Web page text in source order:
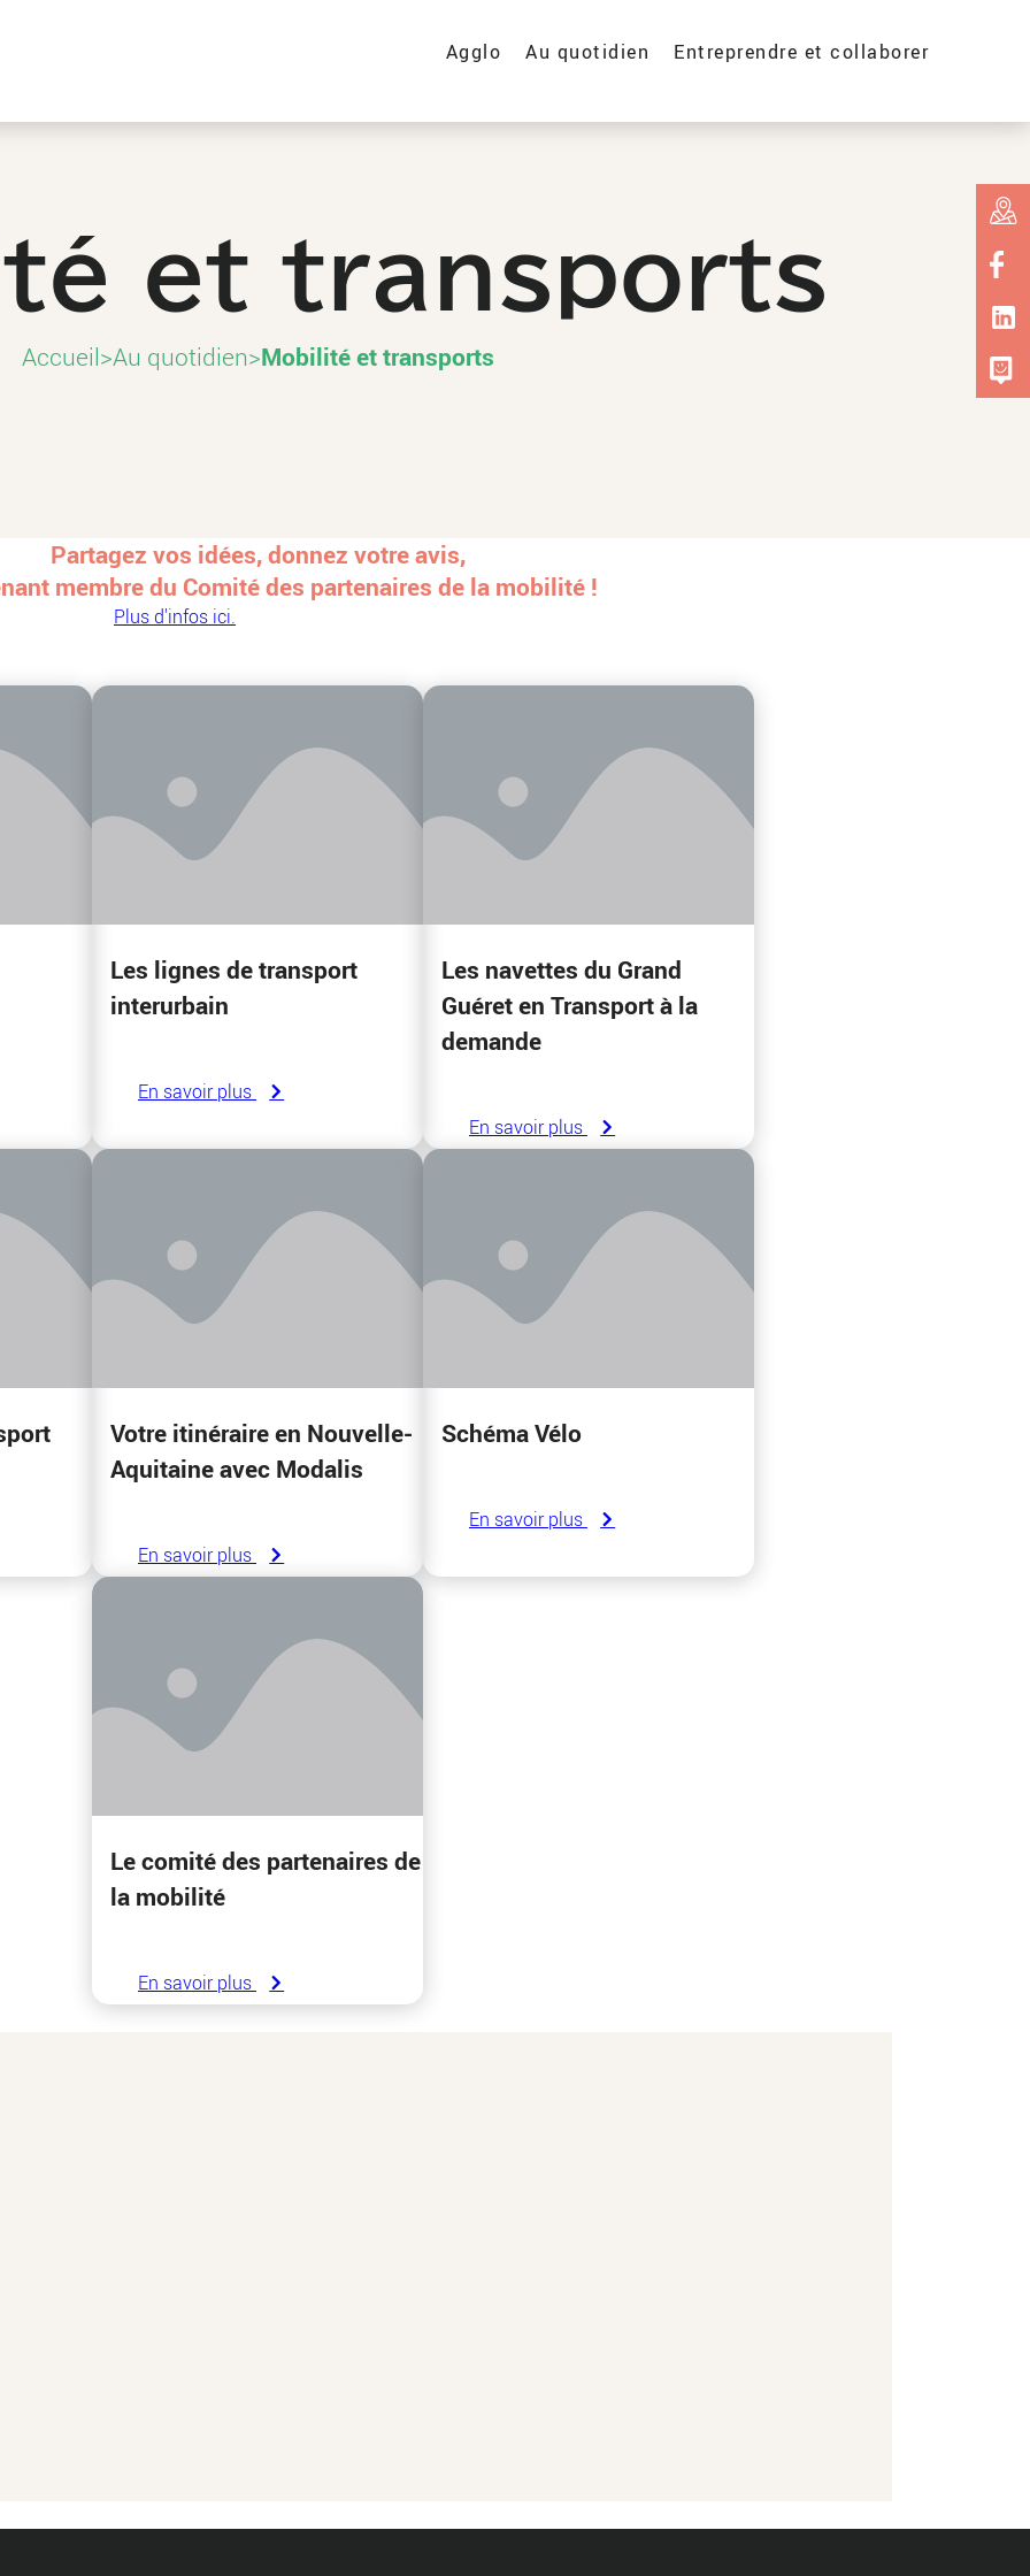
Agglo Au quotidien Entreprendre et collaborer
et transports
Accueil>Au quotidien>Mobilité et transports
Partagez vos idées, donnez votre avis,
membre du Comité des partenaires de la mobilité !
Plus d'infos ici.
Les lignes de transport
interurbain
En savoir plus
Les navettes du Grand
Guéret en Transport à la
demande
En savoir plus
Votre itinéraire en Nouvelle-
Aquitaine avec Modalis
En savoir plus
Schéma Vélo
En savoir plus
Le comité des partenaires de
la mobilité
En savoir plus